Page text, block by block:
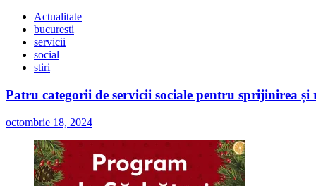
Actualitate
bucuresti
servicii
social
stiri
Patru categorii de servicii sociale pentru sprijinirea
octombrie 18, 2024